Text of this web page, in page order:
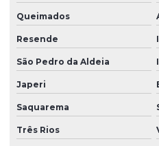
Oring de vedação silicone
Peças de borracha
Peças de borracha sob medida
Peças de borracha personalizadas
Peças em borracha silicone
Peças de borracha vedação
Queimados
Resende
São Pedro da Aldeia
Japeri
Saquarema
Três Rios